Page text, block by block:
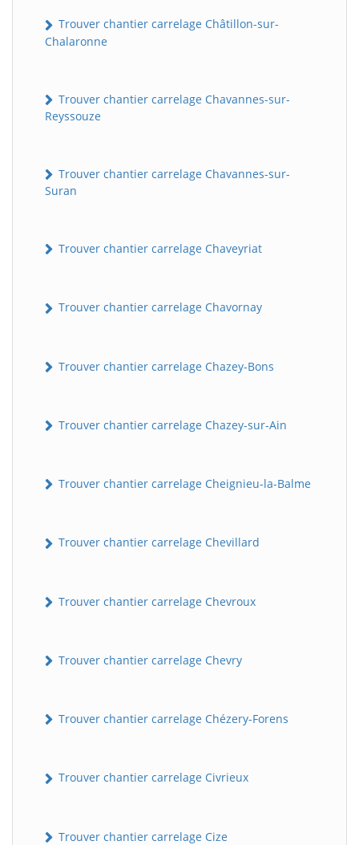
Trouver chantier carrelage Châtillon-sur-
Chalaronne
Trouver chantier carrelage Chavannes-sur-
Reyssouze
Trouver chantier carrelage Chavannes-sur-
Suran
Trouver chantier carrelage Chaveyriat
Trouver chantier carrelage Chavornay
Trouver chantier carrelage Chazey-Bons
Trouver chantier carrelage Chazey-sur-Ain
Trouver chantier carrelage Cheignieu-la-Balme
Trouver chantier carrelage Chevillard
Trouver chantier carrelage Chevroux
Trouver chantier carrelage Chevry
Trouver chantier carrelage Chézery-Forens
Trouver chantier carrelage Civrieux
Trouver chantier carrelage Cize